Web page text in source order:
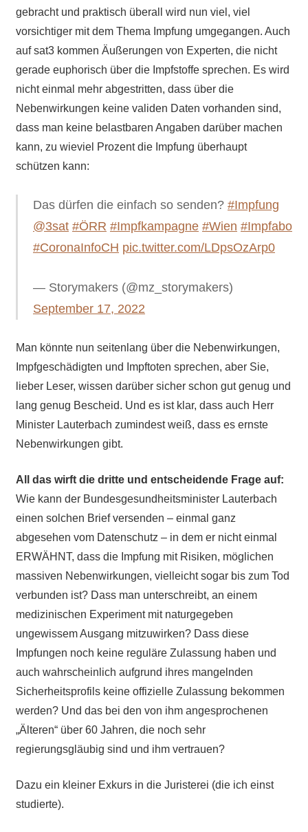
gebracht und praktisch überall wird nun viel, viel
vorsichtiger mit dem Thema Impfung umgegangen. Auch
auf sat3 kommen Äußerungen von Experten, die nicht
gerade euphorisch über die Impfstoffe sprechen. Es wird
nicht einmal mehr abgestritten, dass über die
Nebenwirkungen keine validen Daten vorhanden sind,
dass man keine belastbaren Angaben darüber machen
kann, zu wieviel Prozent die Impfung überhaupt
schützen kann:
Das dürfen die einfach so senden? #Impfung
@3sat #ÖRR #Impfkampagne #Wien #Impfabo
#CoronaInfoCH pic.twitter.com/LDpsOzArp0
— Storymakers (@mz_storymakers)
September 17, 2022
Man könnte nun seitenlang über die Nebenwirkungen,
Impfgeschädigten und Impftoten sprechen, aber Sie,
lieber Leser, wissen darüber sicher schon gut genug und
lang genug Bescheid. Und es ist klar, dass auch Herr
Minister Lauterbach zumindest weiß, dass es ernste
Nebenwirkungen gibt.
All das wirft die dritte und entscheidende Frage auf:
Wie kann der Bundesgesundheitsminister Lauterbach
einen solchen Brief versenden – einmal ganz
abgesehen vom Datenschutz – in dem er nicht einmal
ERWÄHNT, dass die Impfung mit Risiken, möglichen
massiven Nebenwirkungen, vielleicht sogar bis zum Tod
verbunden ist? Dass man unterschreibt, an einem
medizinischen Experiment mit naturgegeben
ungewissem Ausgang mitzuwirken? Dass diese
Impfungen noch keine reguläre Zulassung haben und
auch wahrscheinlich aufgrund ihres mangelnden
Sicherheitsprofils keine offizielle Zulassung bekommen
werden? Und das bei den von ihm angesprochenen
„Älteren“ über 60 Jahren, die noch sehr
regierungsgläubig sind und ihm vertrauen?
Dazu ein kleiner Exkurs in die Juristerei (die ich einst
studierte).